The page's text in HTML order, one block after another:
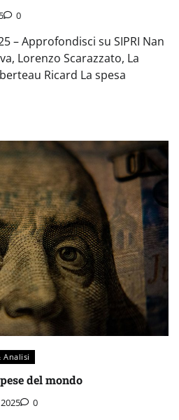
0
– Approfondisci su SIPRI Nan
Lorenzo Scarazzato, La
Ricard La spesa
Analisi
del mondo
0